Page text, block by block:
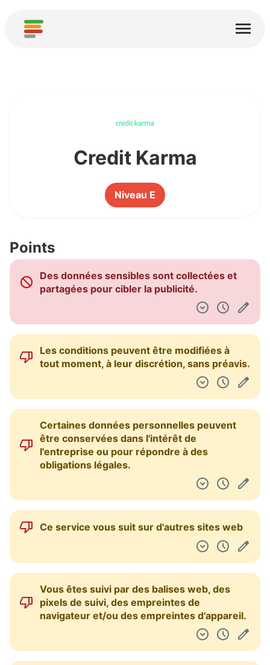
Communautés
Ajouter un nouveau service
Tableau de bord
Credit Karma
Niveau E
Points
Des données sensibles sont collectées et
partagées pour cibler la publicité.
Les conditions peuvent être modifiées à
tout moment, à leur discrétion, sans préavis.
Certaines données personnelles peuvent
être conservées dans l'intérêt de
l'entreprise ou pour répondre à des
obligations légales.
Ce service vous suit sur d'autres sites web
Vous êtes suivi par des balises web, des
pixels de suivi, des empreintes de
navigateur et/ou des empreintes d'appareil.